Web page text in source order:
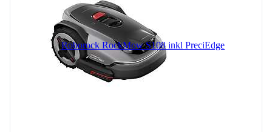
Roborock RockMow S108 inkl PreciEdge